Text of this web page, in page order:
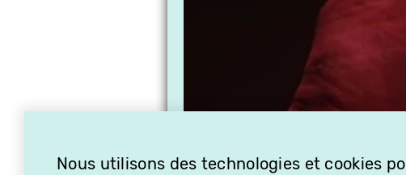
Nous utilisons des technologies et cookies